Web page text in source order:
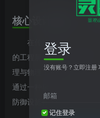
核心设计逻辑：从“
在传统的城市滨水开
的工程屏障——它将城市
理与物理上的双重隔离。
通过一种极具野心的“基础
防御设施转化为公园的空间
登录
没有账号？立即注册
邮箱
记住登录